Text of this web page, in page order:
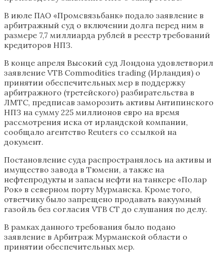
В июле ПАО «Промсвязьбанк» подало заявление в
арбитражный суд о включении долга перед ним в
размере 7,7 миллиарда рублей в реестр требований
кредиторов НПЗ.
В конце апреля Высокий суд Лондона удовлетворил
заявление VTB Commodities trading (Ирландия) о
принятии обеспечительных мер в поддержку
арбитражного (третейского) разбирательства в
ЛМТС, предписав заморозить активы Антипинского
НПЗ на сумму 225 миллионов евро на время
рассмотрения иска от ирландской компании,
сообщало агентство Reuters со ссылкой на
документ.
Постановление суда распространялось на активы и
имущество завода в Тюмени, а также на
нефтепродукты и запасы нефти на танкере «Полар
Рок» в северном порту Мурманска. Кроме того,
ответчику было запрещено продавать вакуумный
газойль без согласия VTB CT до слушания по делу.
В рамках данного требования было подано
заявление в Арбитраж Мурманской области о
принятии обеспечительных мер.